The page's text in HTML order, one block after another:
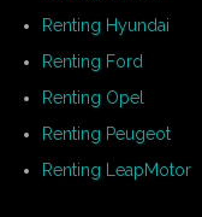
Renting Hyundai
Renting Ford
Renting Opel
Renting Peugeot
Renting LeapMotor